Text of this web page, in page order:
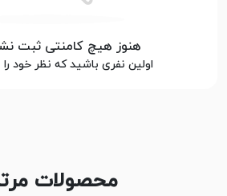
هنوز هیچ کامنتی ثبت
اولین نفری باشید که نظر خود
محصولات